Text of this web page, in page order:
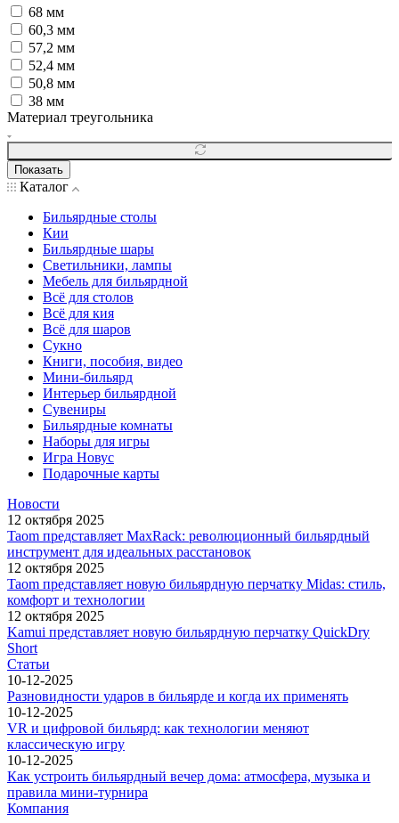
68 мм
60,3 мм
57,2 мм
52,4 мм
50,8 мм
38 мм
Материал треугольника
Показать
Каталог
Бильярдные столы
Кии
Бильярдные шары
Светильники, лампы
Мебель для бильярдной
Всё для столов
Всё для кия
Всё для шаров
Сукно
Книги, пособия, видео
Мини-бильярд
Интерьер бильярдной
Сувениры
Бильярдные комнаты
Наборы для игры
Игра Новус
Подарочные карты
Новости
12 октября 2025
Taom представляет MaxRack: революционный бильярдный
инструмент для идеальных расстановок
12 октября 2025
Taom представляет новую бильярдную перчатку Midas: стиль,
комфорт и технологии
12 октября 2025
Kamui представляет новую бильярдную перчатку QuickDry
Short
Статьи
10-12-2025
Разновидности ударов в бильярде и когда их применять
10-12-2025
VR и цифровой бильярд: как технологии меняют
классическую игру
10-12-2025
Как устроить бильярдный вечер дома: атмосфера, музыка и
правила мини-турнира
Компания